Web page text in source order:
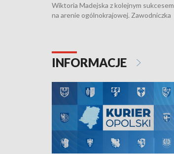
Wiktoria Madejska z kolejnym sukcesem
na arenie ogólnokrajowej. Zawodniczka
torowym.
INFORMACJE